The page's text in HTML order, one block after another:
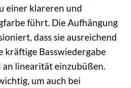
einer klareren und
führt. Die Aufhängung
dass sie ausreichend
kräftige Basswiedergabe
linearität einzubüßen.
um auch bei